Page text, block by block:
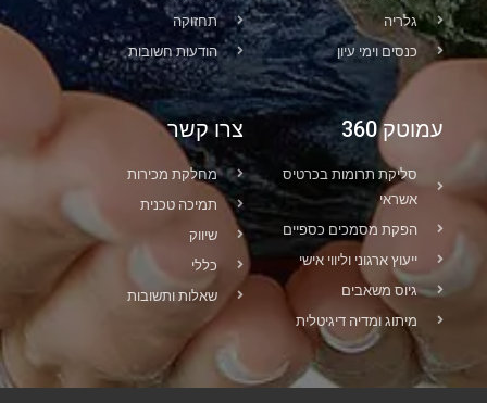
גלריה
כנסים וימי עיון
תחזוקה
הודעות חשובות
עמוטק 360
סליקת תרומות בכרטיס
אשראי
הפקת מסמכים כספיים
ייעוץ ארגוני וליווי אישי
גיוס משאבים
מיתוג ומדיה דיגיטלית
צרו קשר
מחלקת מכירות
תמיכה טכנית
שיווק
כללי
שאלות ותשובות